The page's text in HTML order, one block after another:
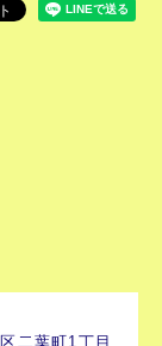
二葉町1丁目